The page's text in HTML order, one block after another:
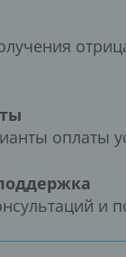
оплаты
и